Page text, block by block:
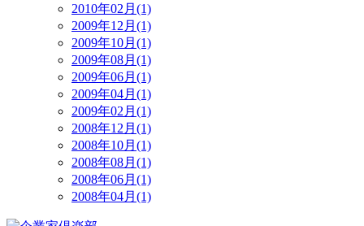
2010年02月(1)
2009年12月(1)
2009年10月(1)
2009年08月(1)
2009年06月(1)
2009年04月(1)
2009年02月(1)
2008年12月(1)
2008年10月(1)
2008年08月(1)
2008年06月(1)
2008年04月(1)